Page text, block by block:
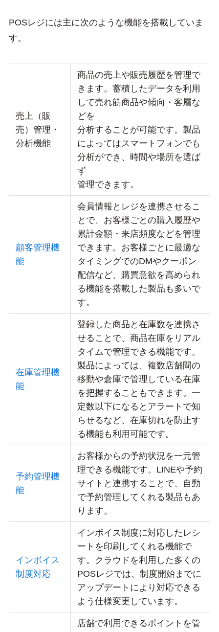
POSレジには主に次のような機能を搭載していま
す。
売上（販
売）管理・
分析機能
商品の売上や販売履歴を管理で
きます。蓄積したデータを利用
して売れ筋商品や傾向・客層な
どを
分析することが可能です。製品
によってはスマートフォンでも
分析ができ、時間や場所を選ば
ず
管理できます。
顧客管理機
能
会員情報とレジを連携させるこ
とで、お客様ごとの購入履歴や
累計金額・来店頻度などを管理
できます。お客様ごとに最適な
タイミングでのDMやクーポン
配信など、購買意欲を高められ
る機能を搭載した製品も多いで
す。
在庫管理機
能
登録した商品と在庫数を連携さ
せることで、商品在庫をリアル
タイムで管理できる機能です。
製品によっては、複数店舗間の
移動や倉庫で管理している在庫
を把握することもできます。一
定数以下になるとアラートで知
らせるなど、在庫切れを防止す
る機能も利用可能です。
予約管理機
能
お客様からの予約状況を一元管
理できる機能です。LINEや予約
サイトと連携することで、自動
で予約管理してくれる製品もあ
ります。
インボイス
制度対応
インボイス制度に対応したレシ
ートを印刷してくれる機能で
す。クラウドを利用した多くの
POSレジでは、制度開始までに
アップデートにより対応できる
よう仕様変更しています。
店舗で利用できるポイントを管